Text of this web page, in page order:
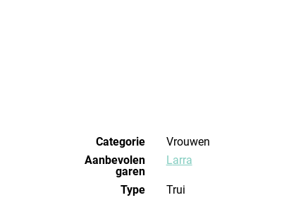
Categorie
Vrouwen
Aanbevolen
garen
Larra
Type
Trui